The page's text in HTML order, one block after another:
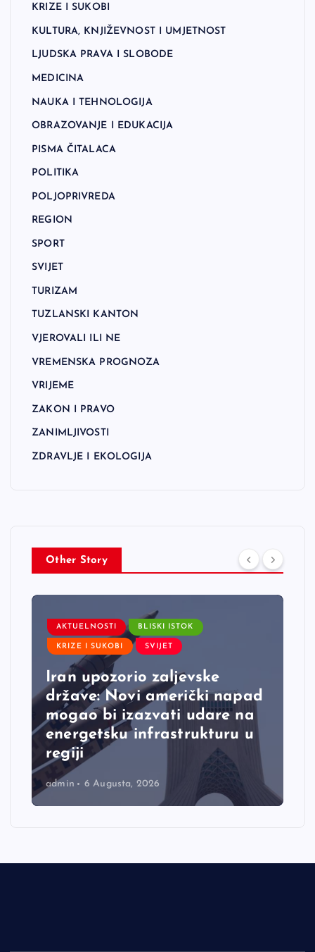
KRIZE I SUKOBI
KULTURA, KNJIŽEVNOST I UMJETNOST
LJUDSKA PRAVA I SLOBODE
MEDICINA
NAUKA I TEHNOLOGIJA
OBRAZOVANJE I EDUKACIJA
PISMA ČITALACA
POLITIKA
POLJOPRIVREDA
REGION
SPORT
SVIJET
TURIZAM
TUZLANSKI KANTON
VJEROVALI ILI NE
VREMENSKA PROGNOZA
VRIJEME
ZAKON I PRAVO
ZANIMLJIVOSTI
ZDRAVLJE I EKOLOGIJA
Other Story
AKTUELNOSTI BLISKI ISTOK
KRIZE I SUKOBI SVIJET
Iran upozorio zaljevske
države: Novi američki napad
mogao bi izazvati udare na
energetsku infrastrukturu u
regiji
admin 6 Augusta, 2026